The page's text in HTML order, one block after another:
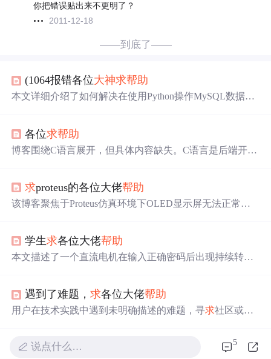
你把错误贴出来不更明了？
2011-12-18
——到底了——
(1064报错各位大神求帮助
本文详细介绍了如何解决在使用Python操作MySQL数据库
编辑技巧。
各位求帮助
博客围绕C语言展开，但具体内容缺失。C语言是后端开发
求proteus的各位大佬帮助
该博客聚焦于Proteus仿真环境下OLED显示屏无法正常点
驱动电路搭建、初始化时序配置及常见仿真不兼容原因分
析，属于嵌入式系统仿真调试典型技术场景。
学生求各位大佬帮助
本文描述了一个直流电机在输入正确密码后出现持续转动
遇到了难题，求各位大佬帮助
用户在技术实践中遇到未明确描述的难题，寻求社区或专
行类问题，需结合上下文进一步定位。
说点什么… 5